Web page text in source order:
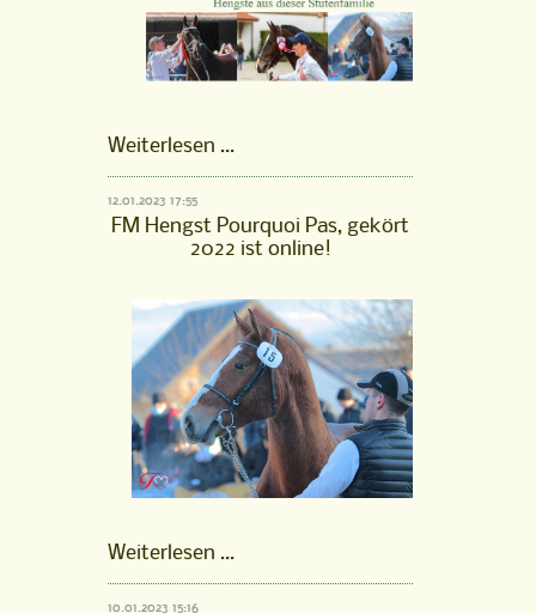
Weiterlesen …Stutenfamilie
ist
online!
12.01.2023 17:55
FM Hengst Pourquoi Pas, gekört
2022 ist online!
Weiterlesen …FM
10.01.2023 15:16